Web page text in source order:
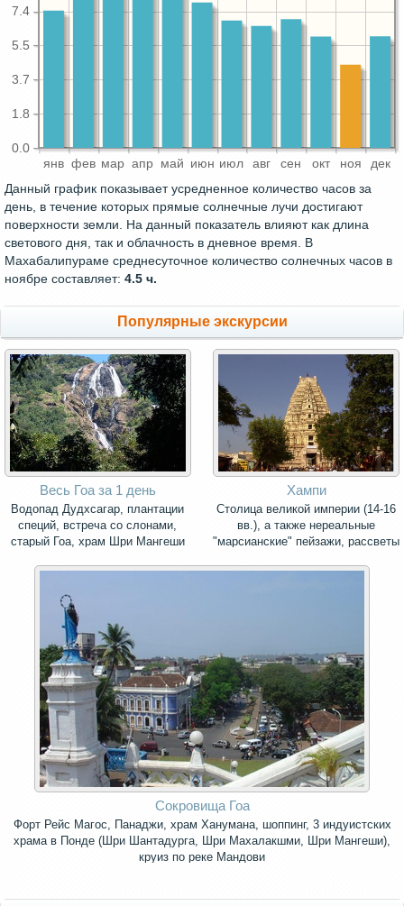
янв фев мар апр май июн июл авг сен окт ноя дек
0.0
1.8
3.7
5.5
7.4
Данный график показывает усредненное количество часов за
день, в течение которых прямые солнечные лучи достигают
поверхности земли. На данный показатель влияют как длина
светового дня, так и облачность в дневное время. В
Махабалипураме среднесуточное количество солнечных часов в
ноябре составляет: 4.5 ч.
Популярные экскурсии
Весь Гоа за 1 день
Водопад Дудхсагар, плантации
специй, встреча со слонами,
старый Гоа, храм Шри Мангеши
Хампи
Столица великой империи (14-16
вв.), а также нереальные
"марсианские" пейзажи, рассветы
комплексы и потрясающие
Сокровища Гоа
Форт Рейс Магос, Панаджи, храм Ханумана, шоппинг, 3 индуистских
храма в Понде (Шри Шантадурга, Шри Махалакшми, Шри Мангеши),
круиз по реке Мандови